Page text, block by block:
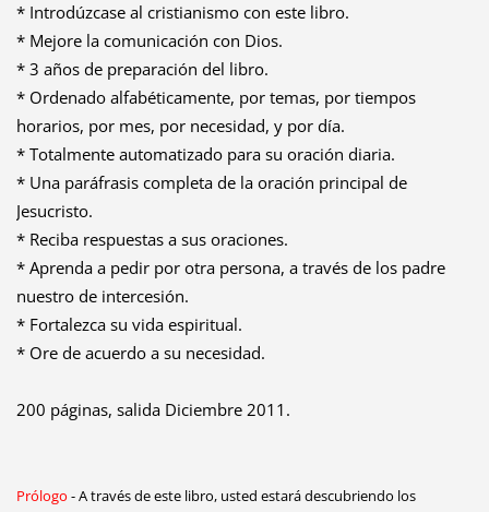
* Introdúzcase al cristianismo con este libro.
* Mejore la comunicación con Dios.
* 3 años de preparación del libro.
* Ordenado alfabéticamente, por temas, por tiempos
horarios, por mes, por necesidad, y por día.
* Totalmente automatizado para su oración diaria.
* Una paráfrasis completa de la oración principal de
Jesucristo.
* Reciba respuestas a sus oraciones.
* Aprenda a pedir por otra persona, a través de los padre
nuestro de intercesión.
* Fortalezca su vida espiritual.
* Ore de acuerdo a su necesidad.
200 páginas, salida Diciembre 2011.
Prólogo - A través de este libro, usted estará descubriendo los